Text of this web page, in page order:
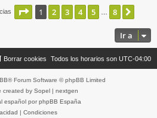
Página de
1 2 3 4 5 8
Ir a
Todos los horarios son UTC-04:00
Borrar cookies
® Forum Software © phpBB Limited
created by Sopel| nextgen
español por phpBB España
| Condiciones